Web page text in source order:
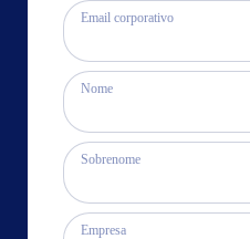
Email corporativo
Nome
Sobrenome
Empresa